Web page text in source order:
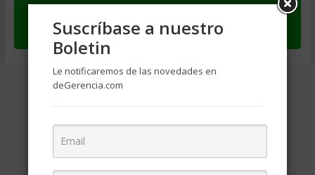
se provea un enlace a los datos del autor
(https://www.degerencia.com/autor/vpa)
Suscríbase a nuestro
Boletin
Le notificaremos de las novedades en
deGerencia.com